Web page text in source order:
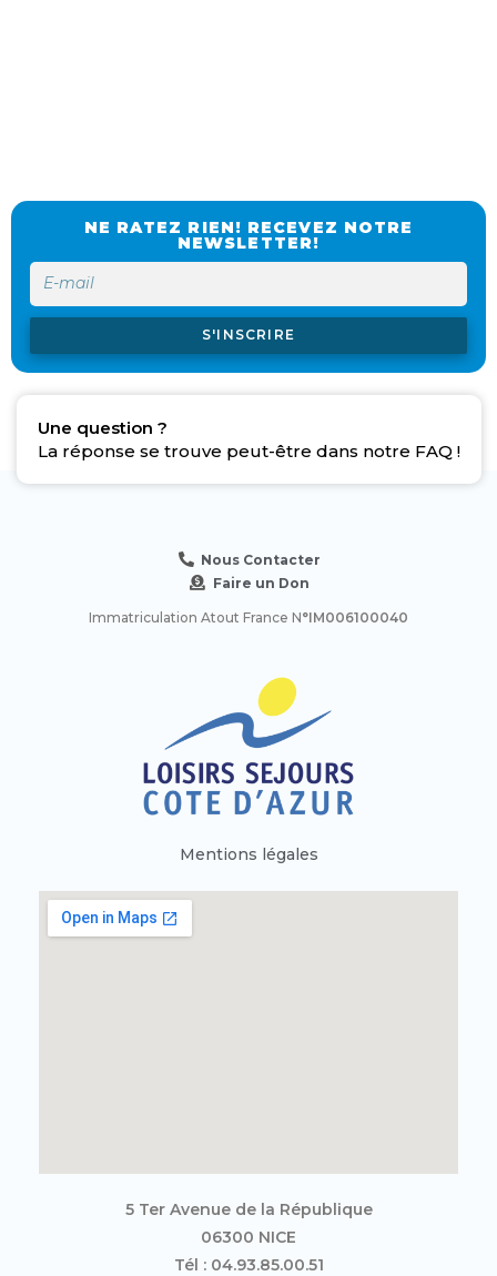
NE RATEZ RIEN! RECEVEZ NOTRE
NEWSLETTER!
S'INSCRIRE
Une question ?
La réponse se trouve peut-être dans notre FAQ !
Nous Contacter
Faire un Don
Immatriculation Atout France N°IM006100040
Mentions légales
5 Ter Avenue de la République
06300 NICE
Tél : 04.93.85.00.51